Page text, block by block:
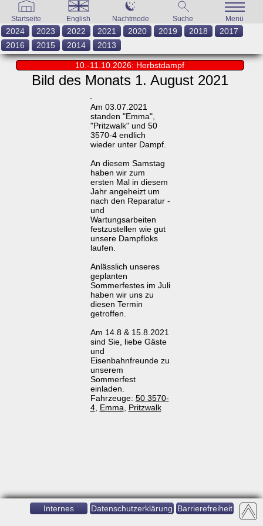
Startseite English Nachtmode Suche Menü
2024 2023 2022 2021 2020 2019 2018
2017
2016
2015 2014 2013
10.-11.10.2026: Herbstdampf
Bild des Monats 1. August 2021
Am 03.07.2021
standen "Emma",
"Pritzwalk" und 50
3570-4 endlich
wieder unter Dampf.
An diesem Samstag
haben wir zum
ersten Mal in diesem
Jahr angeheizt um
nach den Reparatur -
und
Wartungsarbeiten
festzustellen wie gut
unsere Dampfloks
laufen.
Anlässlich unseres
geplanten
Sommerfestes im Juli
haben wir uns zu
diesen Termin
getroffen.
Am 14.8 & 15.8.2021
sind Sie, liebe Gäste
und
Eisenbahnfreunde zu
unserem
Sommerfest
einladen.
Fahrzeuge: 50 3570-
4, Emma Pritzwalk
Internes Datenschutzerklärung Barrierefreiheit